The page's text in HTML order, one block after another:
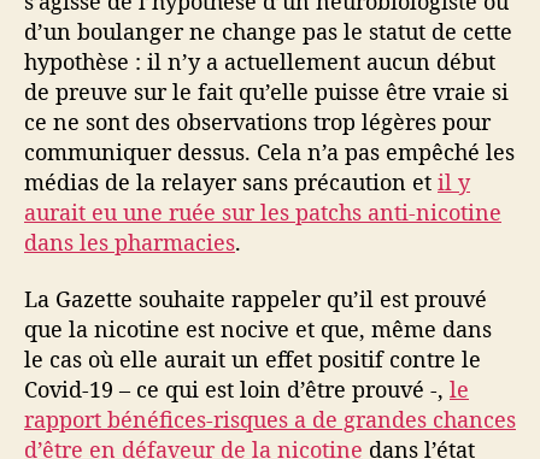
d’un boulanger ne change pas le statut de cette
hypothèse : il n’y a actuellement aucun début
de preuve sur le fait qu’elle puisse être vraie si
ce ne sont des observations trop légères pour
communiquer dessus. Cela n’a pas empêché les
médias de la relayer sans précaution et il y
aurait eu une ruée sur les patchs anti-nicotine
dans les pharmacies.
La Gazette souhaite rappeler qu’il est prouvé
que la nicotine est nocive et que, même dans
le cas où elle aurait un effet positif contre le
Covid-19 – ce qui est loin d’être prouvé -, le
rapport bénéfices-risques a de grandes chances
d’être en défaveur de la nicotine dans l’état